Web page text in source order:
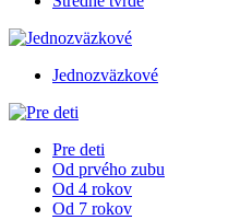
Jednozväzkové
Pre deti
Od prvého zubu
Od 4 rokov
Od 7 rokov